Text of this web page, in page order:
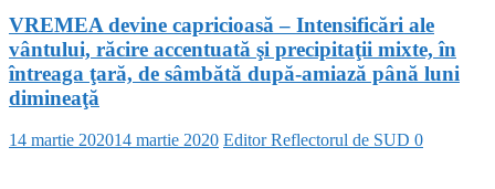
VREMEA devine capricioasă – Intensificări ale
vântului, răcire accentuată şi precipitaţii mixte, în
întreaga ţară, de sâmbătă după-amiază până luni
dimineaţă
14 martie 202014 martie 2020 Editor Reflectorul de SUD 0